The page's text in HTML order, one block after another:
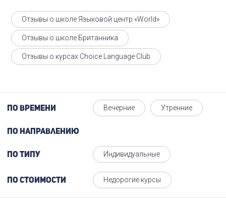
Отзывы о школе Языковой центр «World»
Отзывы о школе Британника
Отзывы о курсах Choice Language Club
По времени Вечерние Утренние
По направлению
По типу Индивидуальные
По стоимости Недорогие курсы